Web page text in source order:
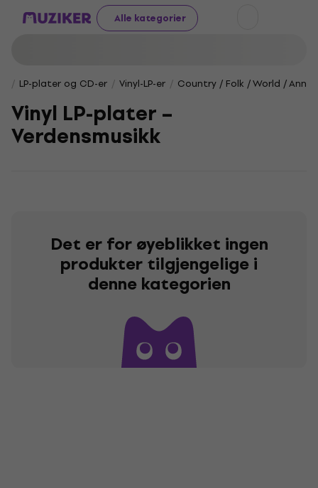
Alle kategorier
LP-plater og CD-er Vinyl-LP-er Country / Folk / World / Annet
Vinyl LP-plater –
Verdensmusikk
Det er for øyeblikket ingen
produkter tilgjengelige i
denne kategorien